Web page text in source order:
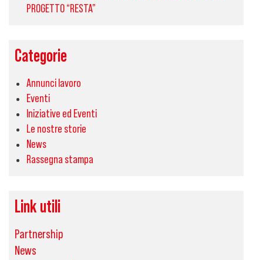
PROGETTO “RESTA”
Categorie
Annunci lavoro
Eventi
Iniziative ed Eventi
Le nostre storie
News
Rassegna stampa
Link utili
Partnership
News